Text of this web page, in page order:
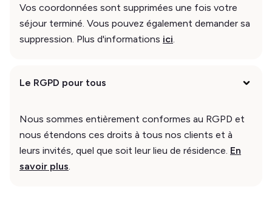
Vos coordonnées sont supprimées une fois votre
séjour terminé. Vous pouvez également demander sa
suppression. Plus d'informations ici.
Le RGPD pour tous
Nous sommes entièrement conformes au RGPD et
nous étendons ces droits à tous nos clients et à
leurs invités, quel que soit leur lieu de résidence. En
savoir plus.